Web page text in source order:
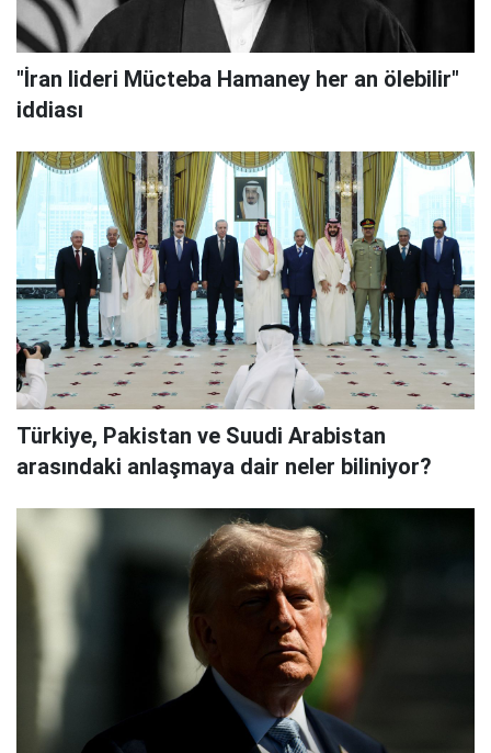
"İran lideri Mücteba Hamaney her an ölebilir"
iddiası
Türkiye, Pakistan ve Suudi Arabistan
arasındaki anlaşmaya dair neler biliniyor?